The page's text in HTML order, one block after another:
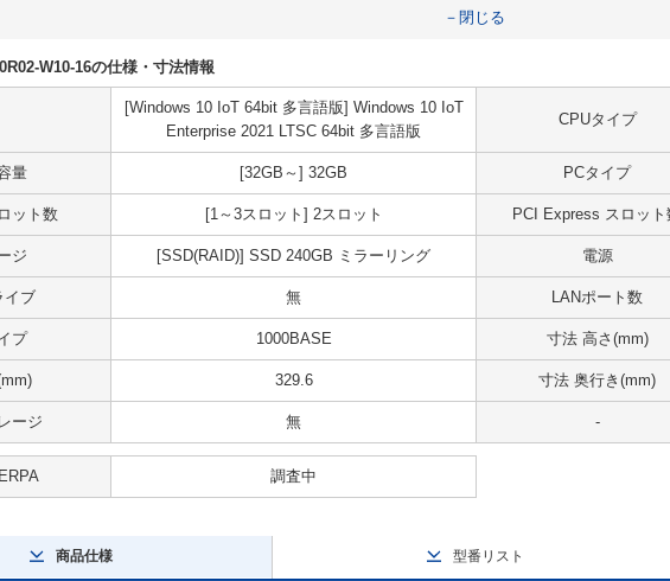
－閉じる
W10-16の仕様・寸法情報
[Windows 10 IoT 64bit 多言語版] Windows 10 IoT
Enterprise 2021 LTSC 64bit 多言語版
CPUタイプ
量 [32GB～] 32GB PCタイプ
ット数 [1～3スロット] 2スロット PCI Express スロット
ジ [SSD(RAID)] SSD 240GB ミラーリング 電源
イブ 無 LANポート数
プ 1000BASE 寸法 高さ(mm)
329.6 寸法 奥行き(mm)
ージ 無 -
調査中
商品仕様 型番リスト